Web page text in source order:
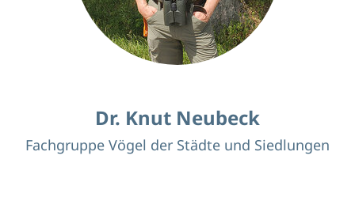
Dr. Knut Neubeck
Fachgruppe Vögel der Städte und Siedlungen